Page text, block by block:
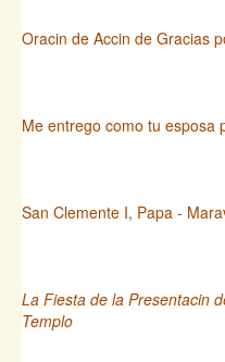
Oracin de Accin de Gracias
Me entrego como tu esposa
San Clemente I, Papa -
La Fiesta de la Presentacin
Templo